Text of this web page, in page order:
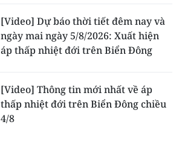
[Video] Dự báo thời tiết đêm nay và
ngày mai ngày 5/8/2026: Xuất hiện
áp thấp nhiệt đới trên Biển Đông
[Video] Thông tin mới nhất về áp
thấp nhiệt đới trên Biển Đông chiều
4/8